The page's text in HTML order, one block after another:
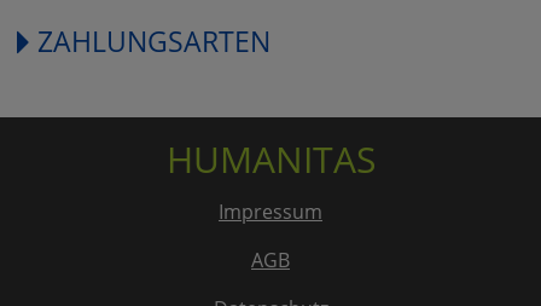
ZAHLUNGSARTEN
HUMANITAS
Impressum
AGB